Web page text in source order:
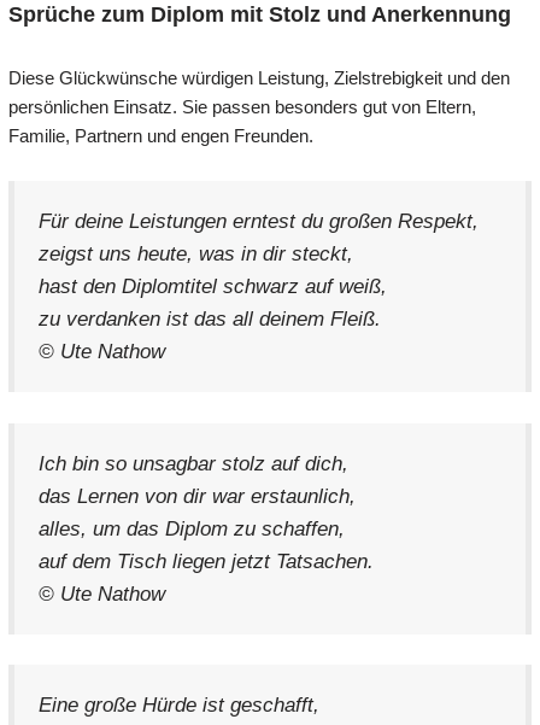
Sprüche zum Diplom mit Stolz und Anerkennung
Diese Glückwünsche würdigen Leistung, Zielstrebigkeit und den
persönlichen Einsatz. Sie passen besonders gut von Eltern,
Familie, Partnern und engen Freunden.
Für deine Leistungen erntest du großen Respekt,
zeigst uns heute, was in dir steckt,
hast den Diplomtitel schwarz auf weiß,
zu verdanken ist das all deinem Fleiß.
© Ute Nathow
Ich bin so unsagbar stolz auf dich,
das Lernen von dir war erstaunlich,
alles, um das Diplom zu schaffen,
auf dem Tisch liegen jetzt Tatsachen.
© Ute Nathow
Eine große Hürde ist geschafft,